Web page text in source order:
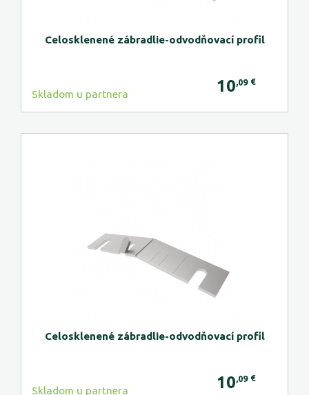
Celosklenené zábradlie-odvodňovací profil
Skladom u partnera 10 ,09 €
Celosklenené zábradlie-odvodňovací profil
Skladom u partnera 10 ,09 €